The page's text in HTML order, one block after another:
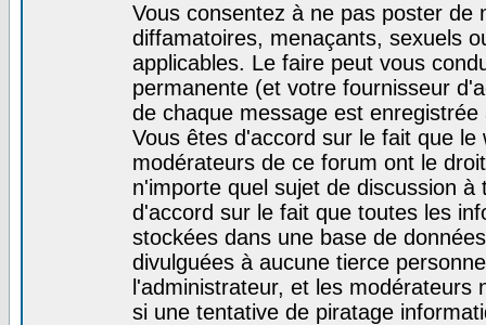
Vous consentez à ne pas poster de
diffamatoires, menaçants, sexuels
applicables. Le faire peut vous
permanente (et votre fournisseur
de chaque message est
Vous êtes d'accord sur le fait que
modérateurs de ce forum ont le
n'importe quel sujet de discussion
d'accord sur le fait que toutes les
stockées dans une base de
divulguées à aucune tierce
l'administrateur, et les
si une tentative de piratage